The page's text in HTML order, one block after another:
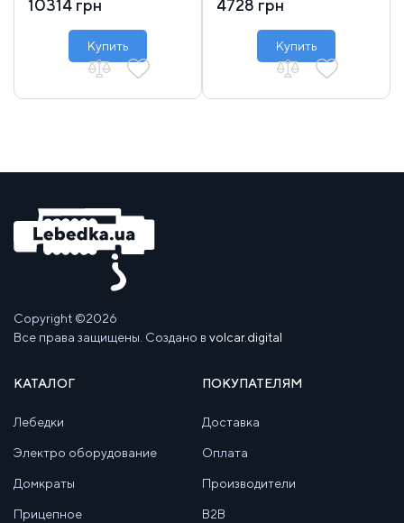
10314 грн
Купить
4728 грн
Купить
Copyright ©2026
Все права защищены. Создано в volcar.digital
КАТАЛОГ
Лебедки
Электро оборудование
Домкраты
Прицепное
ПОКУПАТЕЛЯМ
Доставка
Оплата
Производители
B2B